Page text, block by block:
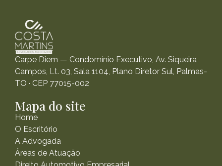
Carpe Diem — Condomínio Executivo, Av. Siqueira
Campos, Lt. 03, Sala 1104, Plano Diretor Sul, Palmas-
TO · CEP 77015-002
Mapa do site
Home
O Escritório
A Advogada
Áreas de Atuação